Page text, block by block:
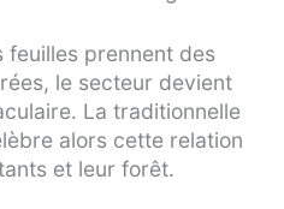
feuilles prennent des
le secteur devient
La traditionnelle
alors cette relation
et leur forêt.